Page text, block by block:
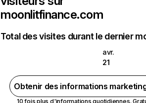
moonlitfinance.com
Total des visites durant le dernier
avr.
21
Obtenir des informations
10 fois plus d'informations quotidiennes.